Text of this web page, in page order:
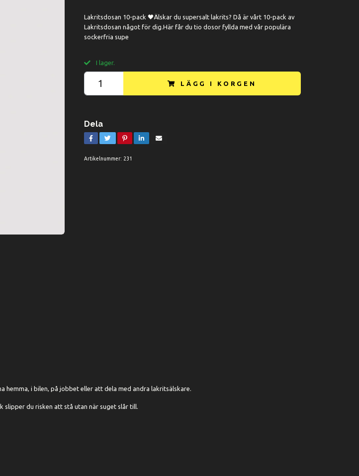
Lakritsdosan 10-pack 🖤Älskar du supersalt lakrits? Då är vårt 10-pack av
Lakritsdosan något för dig.Här får du tio dosor fyllda med vår populära
sockerfria supe
I lager.
LÄGG I KORGEN
Dela
Artikelnummer: 231
i bilen, på jobbet eller att dela med andra lakritsälskare.
slipper du risken att stå utan när suget slår till.